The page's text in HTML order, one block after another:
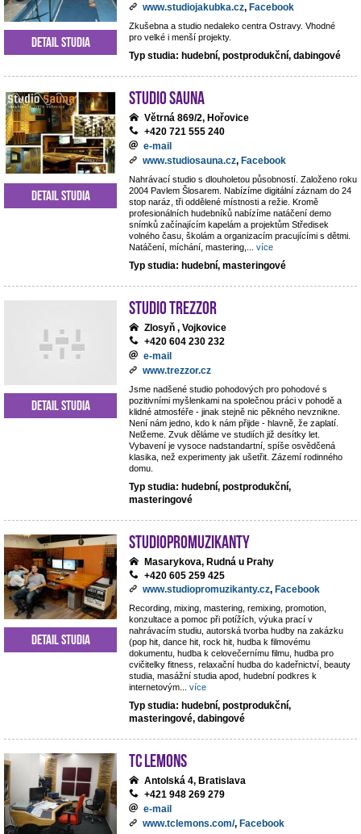
www.studiojakubka.cz, Facebook
Zkušebna a studio nedaleko centra Ostravy. Vhodné
pro velké i menší projekty.
Typ studia: hudební, postprodukční, dabingové
Detail studia
Studio Sauna
Větrná 869/2, Hořovice
+420 721 555 240
e-mail
www.studiosauna.cz, Facebook
Nahrávací studio s dlouholetou působností. Založeno roku
2004 Pavlem Šlosarem. Nabízíme digitální záznam do 24
stop naráz, tři oddělené místnosti a režie. Kromě
profesionálních hudebníků nabízíme natáčení demo
snímků začínajícím kapelám a projektům Středisek
volného času, školám a organizacím pracujícími s dětmi.
Natáčení, míchání, mastering,
více
Typ studia: hudební, masteringové
Detail studia
STUDIO TREZZOR
Zlosyň , Vojkovice
+420 604 230 232
e-mail
www.trezzor.cz
Jsme nadšené studio pohodových pro pohodové s
pozitivními myšlenkami na společnou práci v pohodě a
klidné atmosféře - jinak stejně nic pěkného nevznikne.
Není nám jedno, kdo k nám přijde - hlavně, že zaplatí.
Nelžeme. Zvuk děláme ve studiích již desítky let.
Vybavení je vysoce nadstandartní, spíše osvědčená
klasika, než experimenty jak ušetřit. Zázemí rodinného
domu.
Typ studia: hudební, postprodukční,
masteringové
Detail studia
StudioPROmuzikanty
Masarykova, Rudná u Prahy
+420 605 259 425
www.studiopromuzikanty.cz, Facebook
Recording, mixing, mastering, remixing, promotion,
konzultace a pomoc při potížích, výuka prací v
nahrávacím studiu, autorská tvorba hudby na zakázku
(pop hit, dance hit, rock hit, hudba k filmovému
dokumentu, hudba k celovečernímu filmu, hudba pro
cvičitelky fitness, relaxační hudba do kadeřnictví, beauty
studia, masážní studia apod, hudební podkres k
internetovým
více
Typ studia: hudební, postprodukční,
masteringové, dabingové
Detail studia
TC Lemons
Antolská 4, Bratislava
+421 948 269 279
e-mail
www.tclemons.com/, Facebook